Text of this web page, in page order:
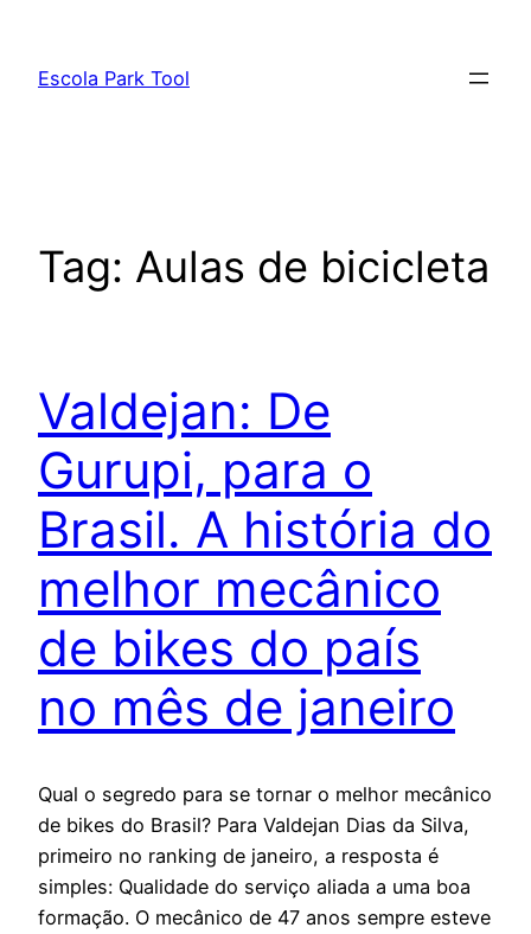
Escola Park Tool
Tag: Aulas de bicicleta
Valdejan: De
Gurupi, para o
Brasil. A história do
melhor mecânico
de bikes do país
no mês de janeiro
Qual o segredo para se tornar o melhor mecânico
de bikes do Brasil? Para Valdejan Dias da Silva,
primeiro no ranking de janeiro, a resposta é
simples: Qualidade do serviço aliada a uma boa
formação. O mecânico de 47 anos sempre esteve